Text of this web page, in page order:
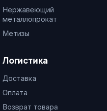
Нержавеющий
металлопрокат
Метизы
Логистика
Доставка
Оплата
Возврат товара